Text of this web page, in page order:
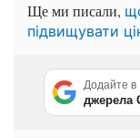
Ще ми писали,
підвищувати
Додайте в
джерела